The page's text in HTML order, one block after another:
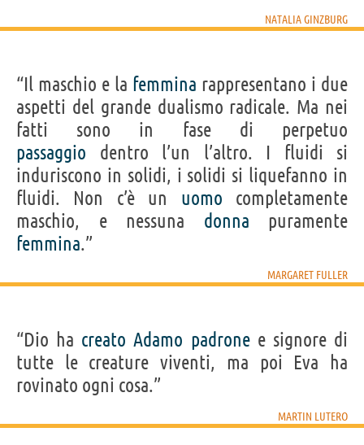
NATALIA GINZBURG
“Il maschio e la femmina rappresentano i due
aspetti del grande dualismo radicale. Ma nei
fatti sono in fase di perpetuo
passaggio dentro l’un l’altro. I fluidi si
induriscono in solidi, i solidi si liquefanno in
fluidi. Non c’è un uomo completamente
maschio, e nessuna donna puramente
femmina.”
MARGARET FULLER
“Dio ha creato Adamo padronee signore di
tutte le creature viventi, ma poi Eva ha
rovinato ogni cosa.”
MARTIN LUTERO